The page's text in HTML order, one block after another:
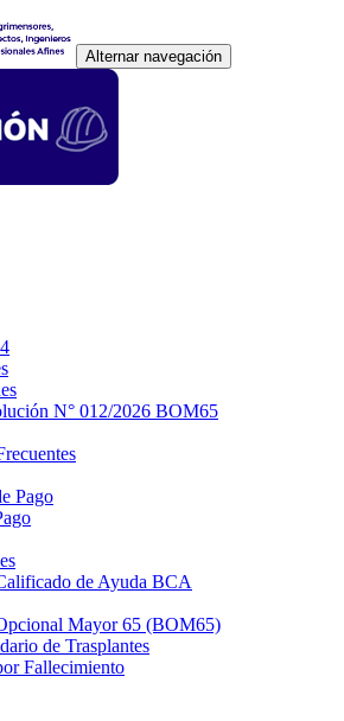
Alternar navegación
N° 012/2026 BOM65
Pago
de Ayuda BCA
Mayor 65 (BOM65)
de Trasplantes
Fallecimiento